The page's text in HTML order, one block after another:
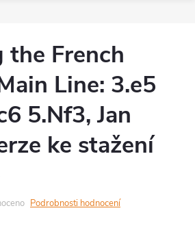
the French
Line: 3.e5
5.Nf3, Jan
ke stažení
Podrobnosti hodnocení